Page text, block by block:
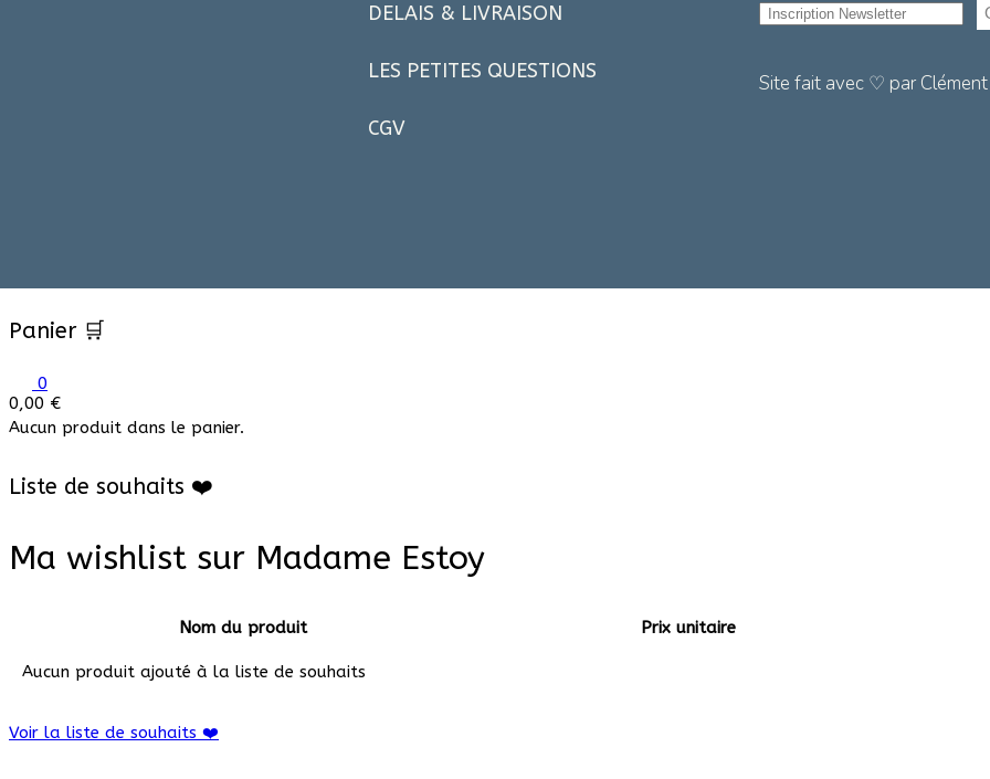
DELAIS & LIVRAISON
LES PETITES QUESTIONS
CGV
Site fait avec ♡ par Clément
Panier 🛒
0
0,00 €
Aucun produit dans le panier.
Liste de souhaits ❤️
Ma wishlist sur Madame Estoy
Nom du produit Prix unitaire
Aucun produit ajouté à la liste de souhaits
Voir la liste de souhaits ❤️